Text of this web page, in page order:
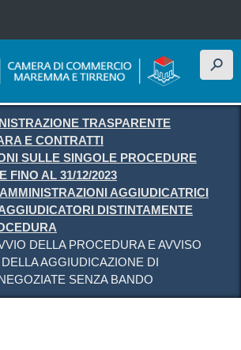
h
TRASPARENTE
E CONTRATTI
SULLE SINGOLE PROCEDURE
FINO AL 31/12/2023
AGGIUDICATRICI
DISTINTAMENTE
DELLA PROCEDURA E AVVISO
AGGIUDICAZIONE DI
SENZA BANDO